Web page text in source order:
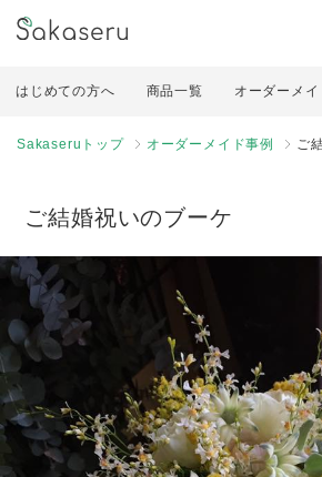
はじめての方へ 商品一覧 オーダーメイ
Sakaseruトップ オーダーメイド事例 ご
ご結婚祝いのブーケ